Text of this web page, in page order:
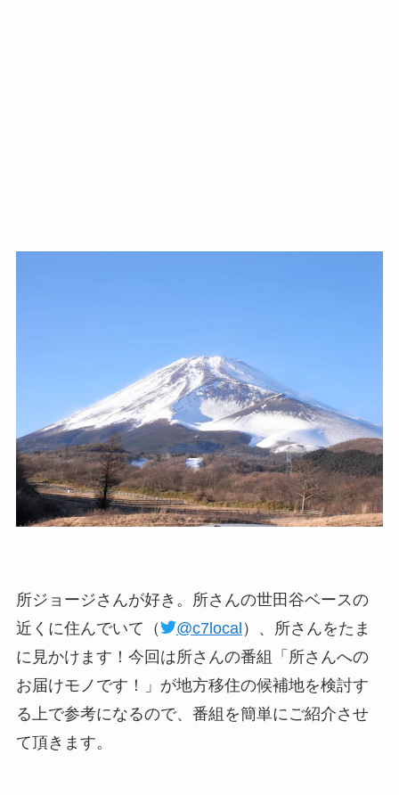
所ジョージさんが好き。所さんの世田谷ベースの
近くに住んでいて（
@c7local ）、所さんをたま
に見かけます！今回は所さんの番組「所さんへの
お届けモノです！」が地方移住の候補地を検討す
る上で参考になるので、番組を簡単にご紹介させ
て頂きます。